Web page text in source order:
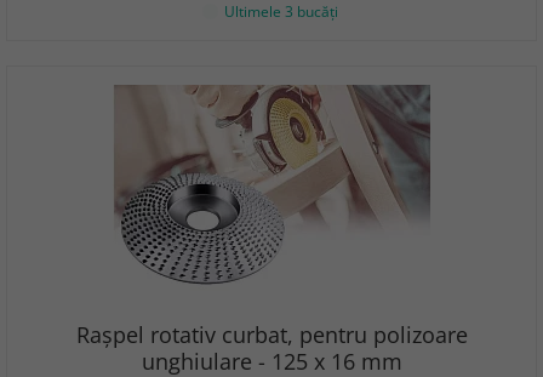
Ultimele 3 bucăţi
Rașpel rotativ curbat, pentru polizoare
unghiulare - 125 x 16 mm